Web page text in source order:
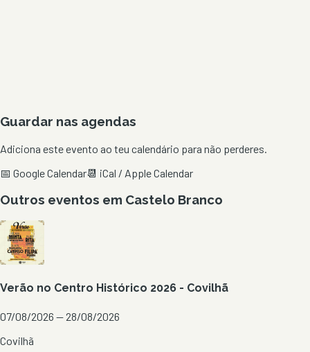
Guardar nas agendas
Adiciona este evento ao teu calendário para não perderes.
📅 Google Calendar📆 iCal / Apple Calendar
Outros eventos em Castelo Branco
Verão no Centro Histórico 2026 - Covilhã
07/08/2026 — 28/08/2026
Covilhã